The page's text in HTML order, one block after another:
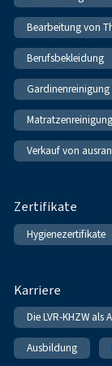
Bearbeitung von
Berufsbekleidung
Matratzenreinigung
Verkauf von
Zertifikate
Hygienezertifikate
Karriere
Die LVR-KHZW als
Ausbildung